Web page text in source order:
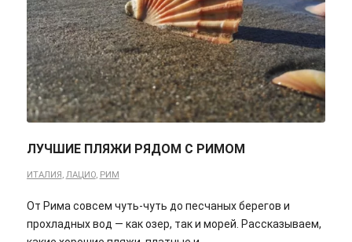
ЛУЧШИЕ ПЛЯЖИ РЯДОМ С РИМОМ
ИТАЛИЯ, ЛАЦИО, РИМ
От Рима совсем чуть-чуть до песчаных берегов и
прохладных вод — как озер, так и морей. Рассказываем,